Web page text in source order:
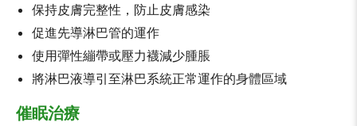
保持皮膚完整性，防止皮膚感染
促進先導淋巴管的運作
使用彈性繃帶或壓力襪減少腫脹
將淋巴液導引至淋巴系統正常運作的身體區域
催眠治療